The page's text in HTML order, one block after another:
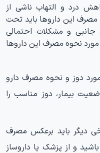
درد و التهاب ناشی از
این داروها باید تحت
و مشکلات احتمالی
نحوه مصرف این داروها
دوز و نحوه مصرف دارو
بیمار، دوز مناسب را
دیگر باید برعکس مصرف
و از پزشک یا داروساز